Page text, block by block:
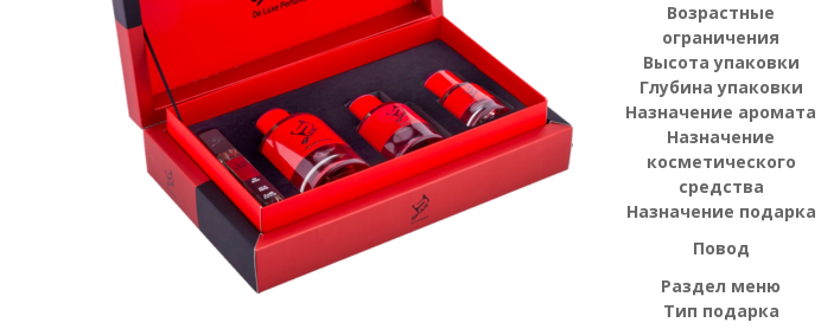
Возрастные
ограничения
Высота упаковки
Глубина упаковки
Назначение аромата
Назначение
косметического
средства
Назначение подарка
Повод
Раздел меню
Тип подарка